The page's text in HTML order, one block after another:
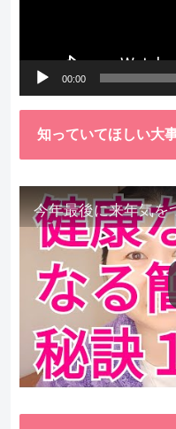
00:00
知っていてほしい大